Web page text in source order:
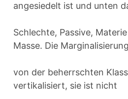
angesiedelt ist und unten
Schlechte, Passive,
Masse. Die Marginalisierung
von der beherrschten
vertikalisiert, sie ist nicht